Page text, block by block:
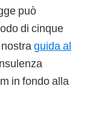
può
di cinque
guida al
in fondo alla